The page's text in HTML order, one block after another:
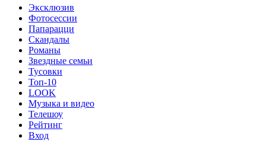
Эксклюзив
Фотосессии
Папарацци
Скандалы
Романы
Звездные семьи
Тусовки
Топ-10
LOOK
Музыка и видео
Телешоу
Рейтинг
Вход